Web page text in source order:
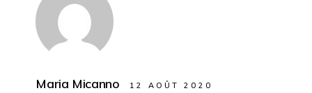
Maria Micanno 12 AOÛT 2020